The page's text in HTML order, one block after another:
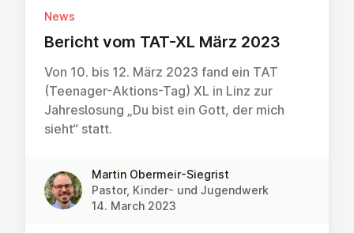
News
Bericht vom TAT-XL März 2023
Von 10. bis 12. März 2023 fand ein TAT
(Teenager-Aktions-Tag) XL in Linz zur
Jahreslosung „Du bist ein Gott, der mich
sieht“ statt.
Martin Obermeir-Siegrist
Pastor, Kinder- und Jugendwerk
14. March 2023